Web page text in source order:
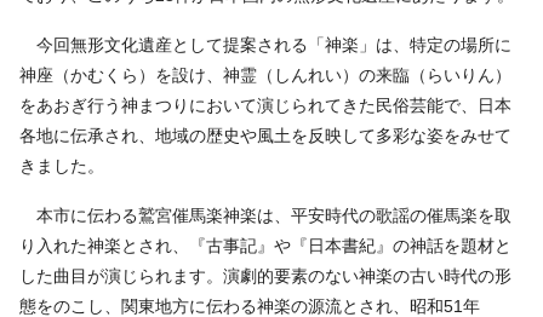
今回無形文化遺産として提案される「神楽」は、特定の場所に
神座（かむくら）を設け、神霊（しんれい）の来臨（らいりん）
をあおぎ行う神まつりにおいて演じられてきた民俗芸能で、日本
各地に伝承され、地域の歴史や風土を反映して多彩な姿をみせて
きました。
本市に伝わる鷲宮催馬楽神楽は、平安時代の歌謡の催馬楽を取
り入れた神楽とされ、『古事記』や『日本書紀』の神話を題材と
した曲目が演じられます。演劇的要素のない神楽の古い時代の形
態をのこし、関東地方に伝わる神楽の源流とされ、昭和51年